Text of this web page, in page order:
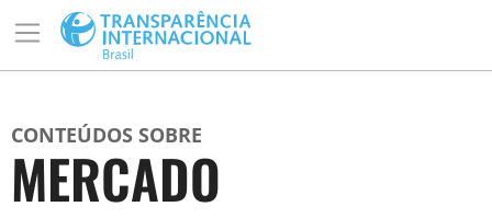
CONTEÚDOS SOBRE
MERCADO